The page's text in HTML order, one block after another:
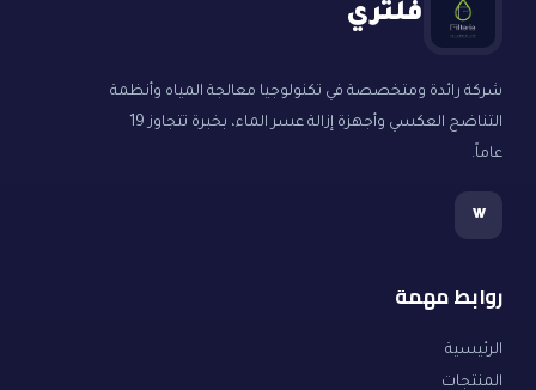
فلتري
شركة رائدة ومتخصصة في تكنولوجيا معالجة المياه وأنظمة
التناضح العكسي وأجهزة إزالة عسر الماء، بخبرة تتجاوز 19
عاماً.
w
روابط مهمة
الرئيسية
المنتجات